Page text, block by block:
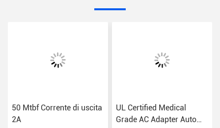
50 Mtbf Corrente di uscita
2A
UL Certified Medical
Grade AC Adapter Auto